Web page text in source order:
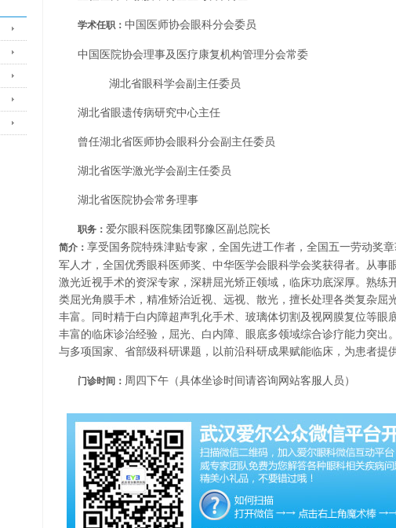
学术任职： 中国医师协会眼科分会委员
中国医院协会理事及医疗康复机构管理分会常委
湖北省眼科学会副主任委员
湖北省眼遗传病研究中心主任
曾任湖北省医师协会眼科分会副主任委员
湖北省医学激光学会副主任委员
湖北省医院协会常务理事
职务： 爱尔眼科医院集团鄂豫区副总院长
简介： 享受国务院特殊津贴专家，全国先进工作者，全国五一劳动奖
军人才，全国优秀眼科医师奖、中华医学会眼科学会奖获得者。从事
激光近视手术的资深专家，深耕屈光矫正领域，临床功底深厚。熟练
类屈光角膜手术，精准矫治近视、远视、散光，擅长处理各类复杂屈
丰富。同时精于白内障超声乳化手术、玻璃体切割及视网膜复位等眼
丰富的临床诊治经验，屈光、白内障、眼底多领域综合诊疗能力突出
与多项国家、省部级科研课题，以前沿科研成果赋能临床，为患者提
门诊时间： 周四下午（具体坐诊时间请咨询网站客服人员）